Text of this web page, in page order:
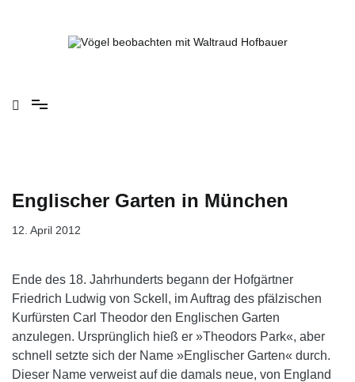
Englischer Garten in München
12. April 2012
Ende des 18. Jahrhunderts begann der Hofgärtner
Friedrich Ludwig von Sckell, im Auftrag des pfälzischen
Kurfürsten Carl Theodor den Englischen Garten
anzulegen. Ursprünglich hieß er »Theodors Park«, aber
schnell setzte sich der Name »Englischer Garten« durch.
Dieser Name verweist auf die damals neue, von England